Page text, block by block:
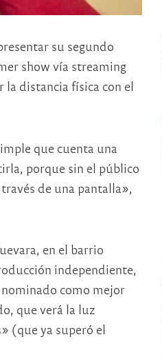
su segundo
show vía streaming
distancia física con el
que cuenta una
porque sin el público
de una pantalla»,
en el barrio
independiente,
como mejor
que verá la luz
(que ya superó el